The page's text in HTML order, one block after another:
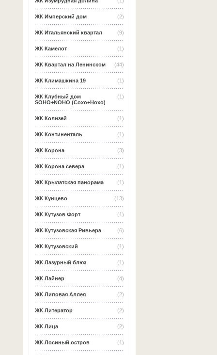
(2)
ЖК Имперский дом
(9)
ЖК Итальянский квартал
(1)
ЖК Камелот
(44)
ЖК Квартал на Ленинском
(1)
ЖК Климашкина 19
(1)
ЖК Клубный дом
SOHO+NOHO (Сохо+Нохо)
(1)
ЖК Колизей
(1)
ЖК Континенталь
(3)
ЖК Корона
(1)
ЖК Корона севера
(1)
ЖК Крылатская панорама
(13)
ЖК Кунцево
(1)
ЖК Кутузов Форт
(6)
ЖК Кутузовская Ривьера
(1)
ЖК Кутузовский
(1)
ЖК Лазурный блюз
(4)
ЖК Лайнер
(2)
ЖК Липовая Аллея
(2)
ЖК Литератор
(2)
ЖК Лица
(1)
ЖК Лосиный остров